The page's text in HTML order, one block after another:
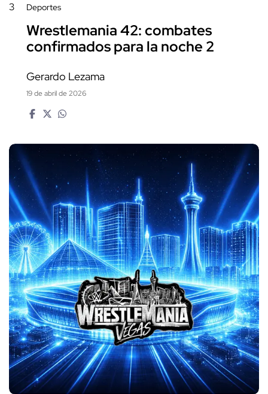
3 Deportes
Wrestlemania 42: combates
confirmados para la noche 2
Gerardo Lezama
19 de abril de 2026